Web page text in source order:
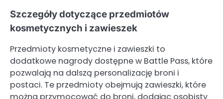
Szczegóły dotyczące przedmiotów
kosmetycznych i zawieszek
Przedmioty kosmetyczne i zawieszki to
dodatkowe nagrody dostępne w Battle Pass, które
pozwalają na dalszą personalizację broni i
postaci. Te przedmioty obejmują zawieszki, które